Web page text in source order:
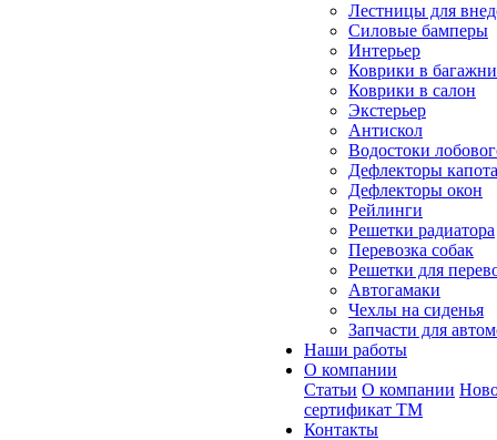
Лестницы для
Силовые бамперы
Интерьер
Коврики в
Коврики в салон
Экстерьер
Антискол
Водостоки
Дефлекторы капота
Дефлекторы окон
Рейлинги
Решетки радиатора
Перевозка собак
Решетки для
Автогамаки
Чехлы на сиденья
Запчасти для
Наши работы
О компании
Статьи О компании
сертификат ТМ
Контакты